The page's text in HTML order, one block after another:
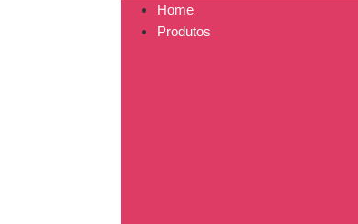
Home
Produtos